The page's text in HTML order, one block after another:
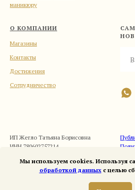
маникюру
О КОМПАНИИ
Магазины
Контакты
Достижения
Сотрудничество
ИП Жегло Татьяна Борисовна
ИНН 780602757214
Мы используем cookies. Используя
обработкой данныхс целью